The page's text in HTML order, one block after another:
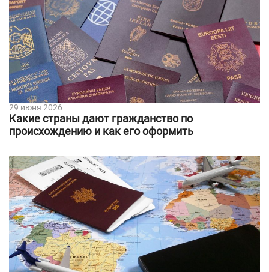
29 июня 2026
Какие страны дают гражданство по
происхождению и как его оформить